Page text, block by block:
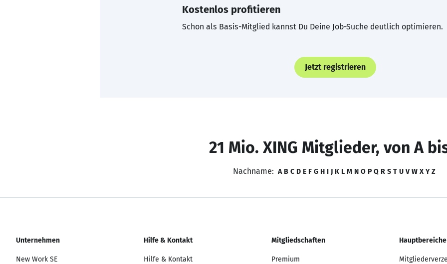
Kostenlos profitieren
Schon als Basis-Mitglied kannst Du Deine Job-Suche deutlich optimieren.
Jetzt registrieren
21 Mio. XING Mitglieder, von A
Nachname: A B C D E F G H I J K L M N O P Q R S T U V W X Y Z
Unternehmen
New Work SE
Hilfe & Kontakt
Hilfe & Kontakt
Mitgliedschaften
Premium
Hauptbereiche